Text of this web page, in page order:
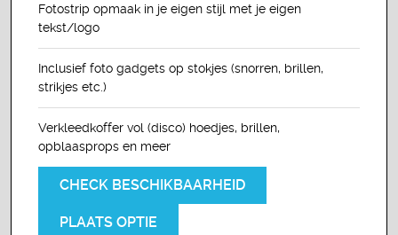
Fotostrip opmaak in je eigen stijl met je eigen
tekst/logo
Inclusief foto gadgets op stokjes (snorren, brillen,
strikjes etc.)
Verkleedkoffer vol (disco) hoedjes, brillen,
opblaasprops en meer
CHECK BESCHIKBAARHEID
PLAATS OPTIE